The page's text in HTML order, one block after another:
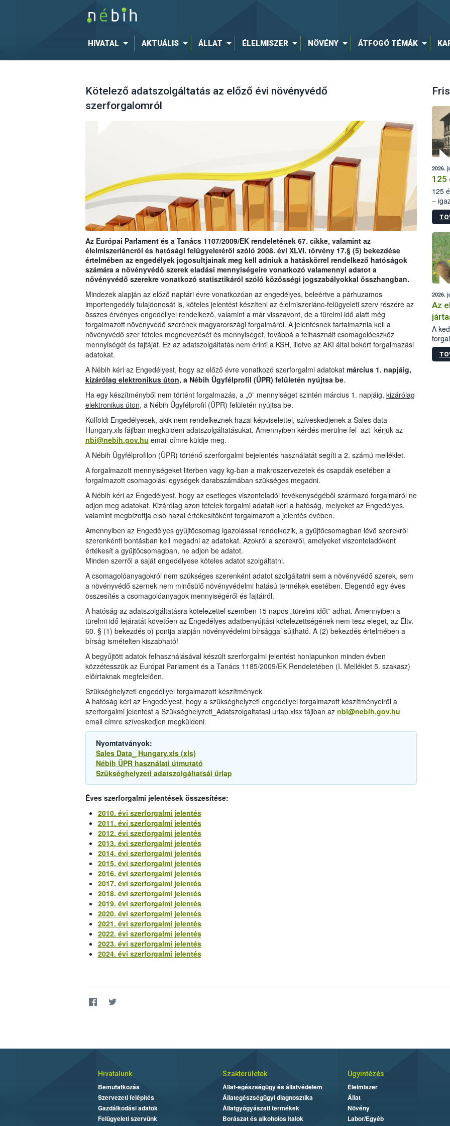
HIVATAL AKTUÁLIS ÁLLAT ÉLELMISZER NÖVÉNY ÁTFOGÓ TÉMÁK
Kötelező adatszolgáltatás az előző évi növényvédő
szerforgalomról
Az Európai Parlament és a Tanács 1107/2009/EK rendeletének 67. cikke, valamint az
élelmiszerláncról és hatósági felügyeletéről szóló 2008. évi XLVI. törvény 17.§ (5) bekezdése
értelmében az engedélyek jogosultjainak meg kell adniuk a hatáskörrel rendelkező hatóságok
számára a növényvédő szerek eladási mennyiségeire vonatkozó valamennyi adatot a
növényvédő szerekre vonatkozó statisztikáról szóló közösségi jogszabályokkal összhangban.
Mindezek alapján az előző naptári évre vonatkozóan az engedélyes, beleértve a párhuzamos
importengedély tulajdonosát is, köteles jelentést készíteni az élelmiszerlánc-felügyeleti szerv részére az
összes érvényes engedéllyel rendelkező, valamint a már visszavont, de a türelmi idő alatt még
forgalmazott növényvédő szerének magyarországi forgalmáról. A jelentésnek tartalmaznia kell a
növényvédő szer tételes megnevezését és mennyiségét, továbbá a felhasznált csomagolóeszköz
mennyiségét és fajtáját. Ez az adatszolgáltatás nem érinti a KSH, illetve az AKI által bekért forgalmazási
adatokat.
A Nébih kéri az Engedélyest, hogy az előző évre vonatkozó szerforgalmi adatokat március 1. napjáig,
kizárólag elektronikus úton, a Nébih Ügyfélprofil (ÜPR) felületén nyújtsa be.
Ha egy készítményből nem történt forgalmazás, a „0” mennyiséget szintén március 1. napjáig, kizárólag
elektronikus úton, a Nébih Ügyfélprofil (ÜPR) felületén nyújtsa be.
Külföldi Engedélyesek, akik nem rendelkeznek hazai képviselettel, szíveskedjenek a Sales data_
Hungary.xls fájlban megküldeni adatszolgáltatásukat. Amennyiben kérdés merülne fel azt kérjük az
nbi@nebih.gov.hu email címre küldje meg.
A Nébih Ügyfélprofilon (ÜPR) történő szerforgalmi bejelentés használatát segíti a 2. számú melléklet.
A forgalmazott mennyiségeket literben vagy kg-ban a makroszervezetek és csapdák esetében a
forgalmazott csomagolási egységek darabszámában szükséges megadni.
A Nébih kéri az Engedélyest, hogy az esetleges viszonteladói tevékenységéből származó forgalmáról ne
adjon meg adatokat. Kizárólag azon tételek forgalmi adatait kéri a hatóság, melyeket az Engedélyes,
valamint megbízottja első hazai értékesítőként forgalmazott a jelentés évében.
Amennyiben az Engedélyes gyűjtőcsomag igazolással rendelkezik, a gyűjtőcsomagban lévő szerekről
szerenkénti bontásban kell megadni az adatokat. Azokról a szerekről, amelyeket viszonteladóként
értékesít a gyűjtőcsomagban, ne adjon be adatot.
Minden szerről a saját engedélyese köteles adatot szolgáltatni.
A csomagolóanyagokról nem szükséges szerenként adatot szolgáltatni sem a növényvédő szerek, sem
a növényvédő szernek nem minősülő növényvédelmi hatású termékek esetében. Elegendő egy éves
összesítés a csomagolóanyagok mennyiségéről és fajtáiról.
A hatóság az adatszolgáltatásra kötelezettel szemben 15 napos „türelmi időt” adhat. Amennyiben a
türelmi idő lejáratát követően az Engedélyes adatbenyújtási kötelezettségének nem tesz eleget, az Éltv.
60. § (1) bekezdés o) pontja alapján növényvédelmi bírsággal sújtható. A (2) bekezdés értelmében a
bírság ismételten kiszabható!
A begyűjtött adatok felhasználásával készült szerforgalmi jelentést honlapunkon minden évben
közzétesszük az Európai Parlament és a Tanács 1185/2009/EK Rendeletében (I. Melléklet 5. szakasz)
előírtaknak megfelelően.
Szükséghelyzeti engedéllyel forgalmazott készítmények
A hatóság kéri az Engedélyest, hogy a szükséghelyzeti engedéllyel forgalmazott készítményeiről a
szerforgalmi jelentést a Szükséghelyzeti_Adatszolgaltatasi urlap.xlsx fájlban az nbi@nebih.gov.hu
email címre szíveskedjen megküldeni.
Nyomtatványok:
Sales Data_ Hungary.xls (xls)
Nébih ÜPR használati útmutató
Szükséghelyzeti adatszolgáltatsái űrlap
Éves szerforgalmi jelentések összesítése:
2010. évi szerforgalmi jelentés
2011. évi szerforgalmi jelentés
2012. évi szerforgalmi jelentés
2013. évi szerforgalmi jelentés
2014. évi szerforgalmi jelentés
2015. évi szerforgalmi jelentés
2016. évi szerforgalmi jelentés
2017. évi szerforgalmi jelentés
2018. évi szerforgalmi jelentés
2019. évi szerforgalmi jelentés
2020. évi szerforgalmi jelentés
2021. évi szerforgalmi jelentés
2022. évi szerforgalmi jelentés
2023. évi szerforgalmi jelentés
2024. évi szerforgalmi jelentés
2026.
125
125
–
15.
2026.
Az
A
Hivatalunk
Bemutatkozás
Szervezeti felépítés
Gazdálkodási adatok
Felügyeleti szervünk
Szakterületek
Állat-egészségügy és állatvédelem
Állategészségügyi diagnosztika
Állatgyógyászati termékek
Borászat és alkoholos italok
Ügyintézés
Élelmiszer
Állat
Növény
Labor/Egyéb